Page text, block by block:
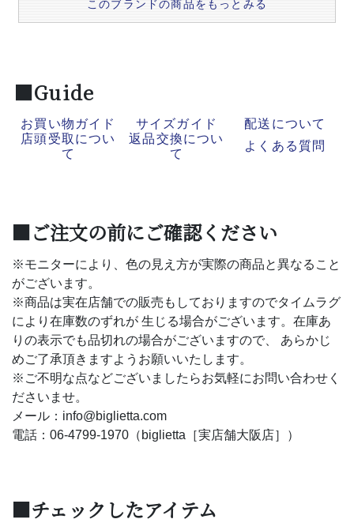
このブランドの商品をもっとみる
■Guide
お買い物ガイド サイズガイド
配送について
店頭受取につい
て
返品交換につい
て
よくある質問
■ご注文の前にご確認ください
※モニターにより、色の見え方が実際の商品と異なること
がございます。
※商品は実在店舗での販売もしておりますのでタイムラグ
により在庫数のずれが 生じる場合がございます。在庫あ
りの表示でも品切れの場合がございますので、 あらかじ
めご了承頂きますようお願いいたします。
※ご不明な点などございましたらお気軽にお問い合わせく
ださいませ。
メール：info@biglietta.com
電話：06-4799-1970（biglietta［実店舗大阪店］）
■チェックしたアイテム